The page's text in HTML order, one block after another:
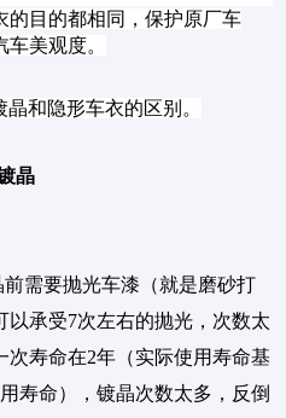
的目的都相同，保护原厂车
美观度。
和隐形车衣的区别。
晶
需要抛光车漆（就是磨砂打
以承受7次左右的抛光，次数太
寿命在2年（实际使用寿命基
寿命），镀晶次数太多，反倒